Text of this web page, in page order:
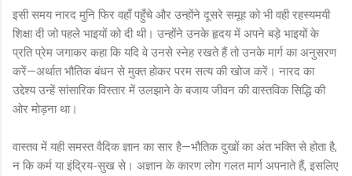
इसी समय नारद मुनि फिर वहाँ पहुँचे और उन्होंने दूसरे समूह को भी वही रहस्यमयी
शिक्षा दी जो पहले भाइयों को दी थी। उन्होंने उनके हृदय में अपने बड़े भाइयों के
प्रति प्रेम जगाकर कहा कि यदि वे उनसे स्नेह रखते हैं तो उनके मार्ग का अनुसरण
करें—अर्थात भौतिक बंधन से मुक्त होकर परम सत्य की खोज करें। नारद का
उद्देश्य उन्हें सांसारिक विस्तार में उलझाने के बजाय जीवन की वास्तविक सिद्धि की
ओर मोड़ना था।
वास्तव में यही समस्त वैदिक ज्ञान का सार है—भौतिक दुखों का अंत भक्ति से होता है,
न कि कर्म या इंद्रिय-सुख से। अज्ञान के कारण लोग गलत मार्ग अपनाते हैं, इसलिए